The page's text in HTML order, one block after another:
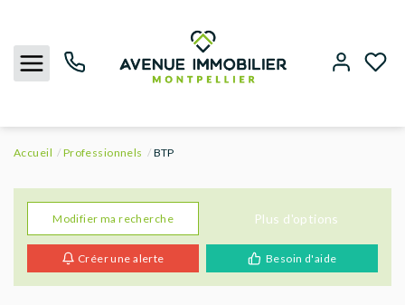
ACHETER
LOUER
Accueil Professionnels BTP
Modifier ma recherche Plus d'options
Créer une alerte Besoin d'aide